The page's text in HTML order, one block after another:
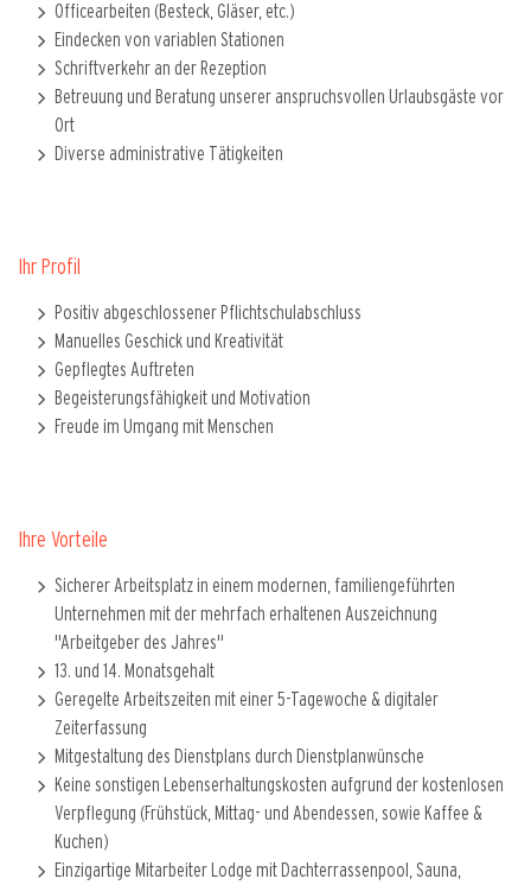
Officearbeiten (Besteck, Gläser, etc.)
Eindecken von variablen Stationen
Schriftverkehr an der Rezeption
Betreuung und Beratung unserer anspruchsvollen Urlaubsgäste vor
Ort
Diverse administrative Tätigkeiten
Ihr Profil
Positiv abgeschlossener Pflichtschulabschluss
Manuelles Geschick und Kreativität
Gepflegtes Auftreten
Begeisterungsfähigkeit und Motivation
Freude im Umgang mit Menschen
Ihre Vorteile
Sicherer Arbeitsplatz in einem modernen, familiengeführten
Unternehmen mit der mehrfach erhaltenen Auszeichnung
"Arbeitgeber des Jahres"
13. und 14. Monatsgehalt
Geregelte Arbeitszeiten mit einer 5-Tagewoche & digitaler
Zeiterfassung
Mitgestaltung des Dienstplans durch Dienstplanwünsche
Keine sonstigen Lebenserhaltungskosten aufgrund der kostenlosen
Verpflegung (Frühstück, Mittag- und Abendessen, sowie Kaffee &
Kuchen)
Einzigartige Mitarbeiter Lodge mit Dachterrassenpool, Sauna,